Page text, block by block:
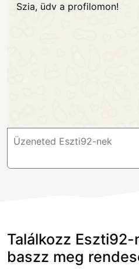
Szia, üdv a profilomon!
Találkozz Eszti92-
baszz meg